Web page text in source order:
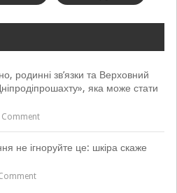
родинні зв’язки та Верховний
яка може стати
Comment
не ігноруйте це: шкіра скаже